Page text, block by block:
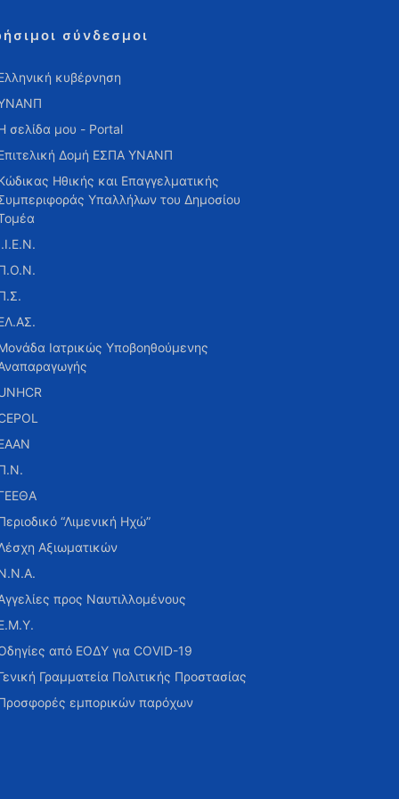
σύνδεσμοι
κυβέρνηση
σελίδα μου - Portal
Δομή ΕΣΠΑ ΥΝΑΝΠ
Ηθικής και Επαγγελματικής
Υπαλλήλων του Δημοσίου
Ιατρικώς Υποβοηθούμενης
“Λιμενική Ηχώ”
Αξιωματικών
προς Ναυτιλλομένους
από ΕΟΔΥ για COVID-19
Γραμματεία Πολιτικής Προστασίας
εμπορικών παρόχων